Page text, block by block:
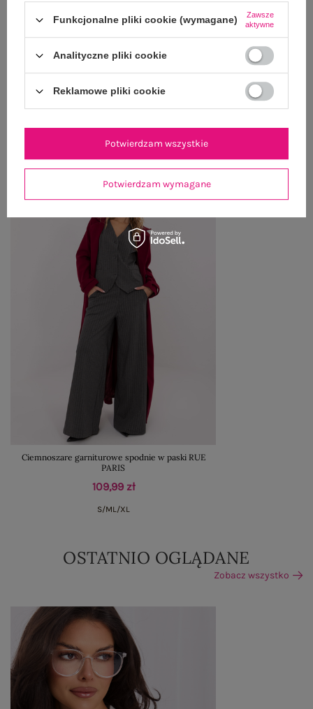
OPINIE O PRODUKCIE (0)
WYSYŁKA I DOSTAWA
ZWROTY I REKLAMACJE
PRODUKTY ZE STYLIZACJI
Ciemnoszare garniturowe spodnie w paski RUE
PARIS
109,99 zł
S/ML/XL
OSTATNIO OGLĄDANE
Zobacz wszystko
Funkcjonalne pliki cookie (wymagane)
Zawsze
aktywne
Analityczne pliki cookie
Reklamowe pliki cookie
Potwierdzam wymagane
Potwierdzam wszystkie